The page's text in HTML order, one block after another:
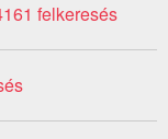
felkeresés